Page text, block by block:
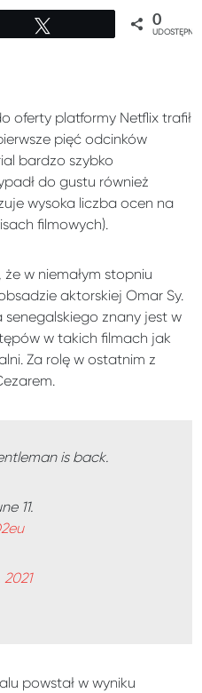
0
oferty platformy Netflix trafił
pięć odcinków
bardzo szybko
do gustu również
wysoka liczba ocen na
filmowych).
w niemałym stopniu
aktorskiej Omar Sy.
znany jest w
w takich filmach jak
Za rolę w ostatnim z
is back.
11.
2021
powstał w wyniku